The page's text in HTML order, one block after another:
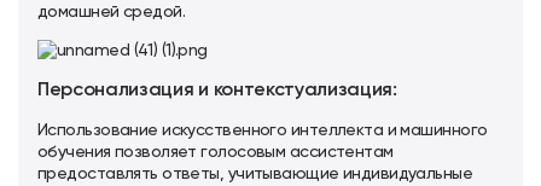
домашней средой.
Персонализация и контекстуализация:
Использование искусственного интеллекта и машинного
обучения позволяет голосовым ассистентам
предоставлять ответы, учитывающие индивидуальные